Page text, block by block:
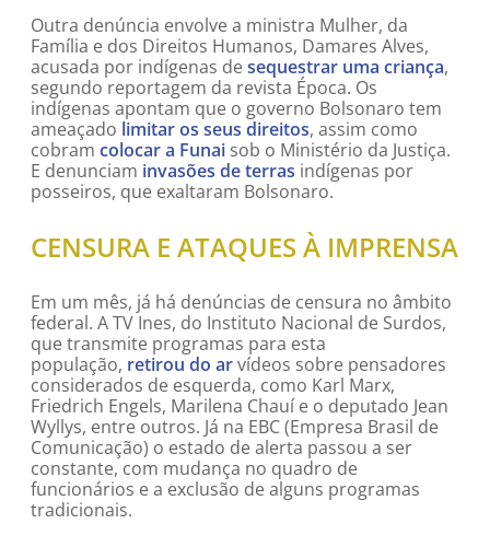
Outra denúncia envolve a ministra Mulher, da
Família e dos Direitos Humanos, Damares Alves,
acusada por indígenas desequestrar uma criança,
segundo reportagem da revista Época. Os
indígenas apontam que o governo Bolsonaro tem
ameaçado limitar os seus direitos, assim como
cobram colocar a Funai sob o Ministério da Justiça.
E denunciam invasões de terras indígenas por
posseiros, que exaltaram Bolsonaro.
CENSURA E ATAQUES À IMPRENSA
Em um mês, já há denúncias de censura no âmbito
federal. A TV Ines, do Instituto Nacional de Surdos,
que transmite programas para esta
população, retirou do arvídeos sobre pensadores
considerados de esquerda, como Karl Marx,
Friedrich Engels, Marilena Chauí e o deputado Jean
Wyllys, entre outros. Já na EBC (Empresa Brasil de
Comunicação) o estado de alerta passou a ser
constante, com mudança no quadro de
funcionários e a exclusão de alguns programas
tradicionais.